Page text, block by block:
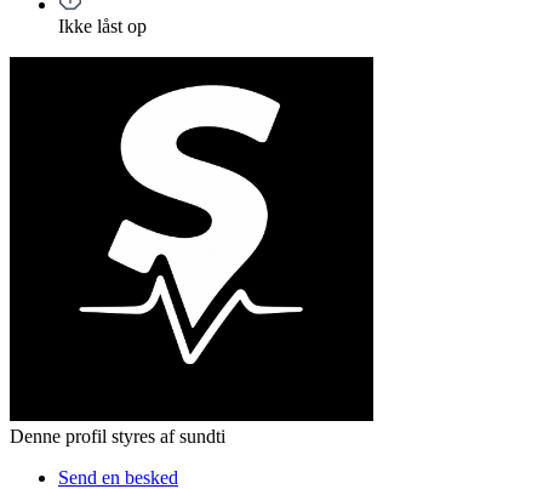
Ikke låst op
Denne profil styres af sundti
Send en besked